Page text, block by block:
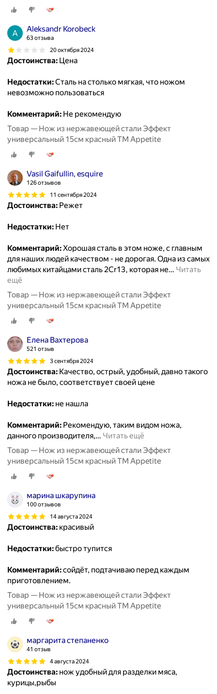
Aleksandr Korobeck
63 отзыва
20 октября 2024
Достоинства: Цена
Недостатки:Сталь на столько мягкая, что ножом
невозможно пользоваться
Комментарий: Не рекомендую
Товар — Нож из нержавеющей стали Эффект
универсальный 15см красный ТМ Appetite
Vasil Gaifullin, esquire
126 отзывов
11 сентября 2024
Достоинства: Режет
Недостатки: Нет
Комментарий:Хорошая сталь в этом ноже, с главным
для наших людей качеством - не дорогая. Одна из самых
любимых китайцами сталь 2Сr13, которая не… Читать
ещё
Товар — Нож из нержавеющей стали Эффект
универсальный 15см красный ТМ Appetite
Елена Вахтерова
521 отзыв
3 сентября 2024
Достоинства: Качество, острый, удобный, давно такого
ножа не было, соответствует своей цене
Недостатки: не нашла
Комментарий: Рекомендую, таким видом ножа,
данного производителя,… Читать ещё
Товар — Нож из нержавеющей стали Эффект
универсальный 15см красный ТМ Appetite
марина шкарупина
100 отзывов
14 августа 2024
Достоинства: красивый
Недостатки:быстро тупится
Комментарий:сойдёт, подтачиваю перед каждым
приготовлением.
Товар — Нож из нержавеющей стали Эффект
универсальный 15см красный ТМ Appetite
маргарита степаненко
41 отзыв
4 августа 2024
Достоинства: нож удобный для разделки мяса,
курицы,рыбы